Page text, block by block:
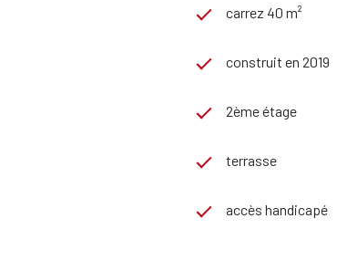
carrez 40 m²
construit en 2019
2ème étage
terrasse
accès handicapé